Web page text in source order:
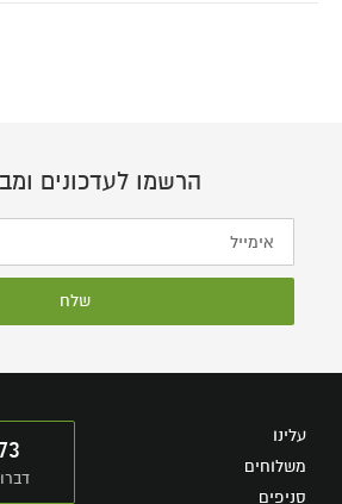
הרשמו לעדכונים
שלח
עלינו
משלוחים
סניפים